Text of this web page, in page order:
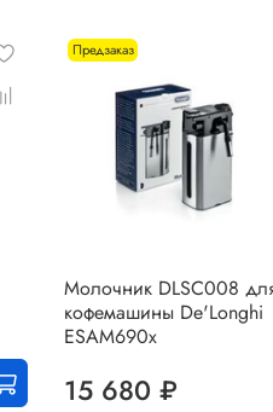
Предзаказ
Молочник DLSC008
кофемашины De'Longhi
ESAM690x
15 680 ₽